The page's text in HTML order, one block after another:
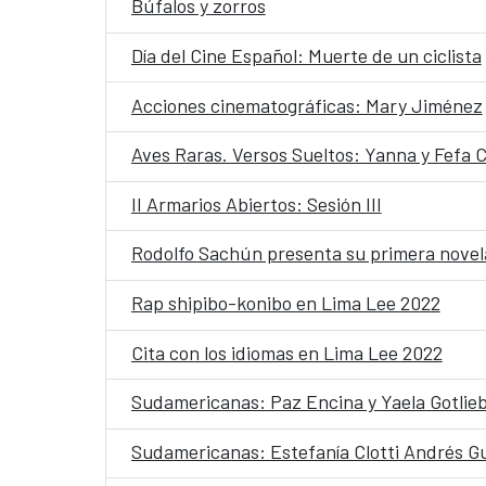
Búfalos y zorros
Día del Cine Español: Muerte de un ciclista
Acciones cinematográficas: Mary Jiménez
Aves Raras. Versos Sueltos: Yanna y Fefa
II Armarios Abiertos: Sesión III
Rodolfo Sachún presenta su primera
Rap shipibo-konibo en Lima Lee 2022
Cita con los idiomas en Lima Lee 2022
Sudamericanas: Paz Encina y Yaela Gotlieb
Sudamericanas: Estefanía Clotti Andrés